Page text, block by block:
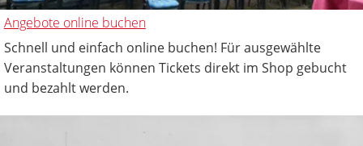
Angebote online buchen
Schnell und einfach online buchen! Für ausgewählte
Veranstaltungen können Tickets direkt im Shop gebucht
und bezahlt werden.